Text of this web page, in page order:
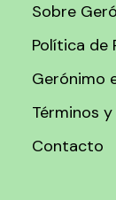
Sobre
Política de
Gerónimo
Términos
Contacto